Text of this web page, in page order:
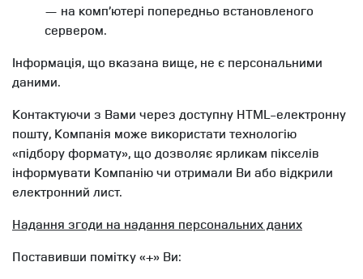
— на комп’ютері попередньо встановленого
сервером.
Інформація, що вказана вище, не є персональними
даними.
Контактуючи з Вами через доступну HTML-електронну
пошту, Компанія може використати технологію
«підбору формату», що дозволяє ярликам пікселів
інформувати Компанію чи отримали Ви або відкрили
електронний лист.
Надання згоди на надання персональних даних
Поставивши помітку «+» Ви: